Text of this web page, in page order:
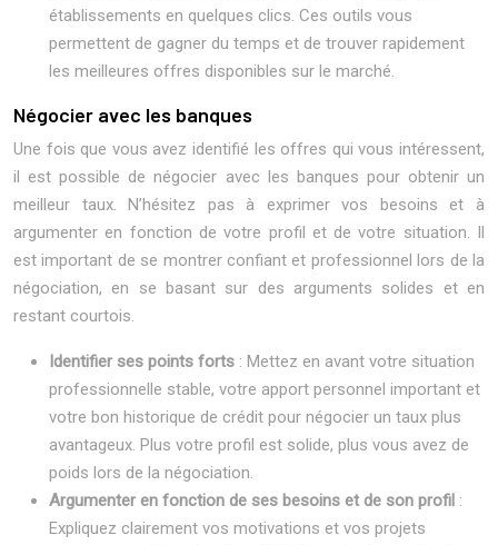
établissements en quelques clics. Ces outils vous
permettent de gagner du temps et de trouver rapidement
les meilleures offres disponibles sur le marché.
Négocier avec les banques
Une fois que vous avez identifié les offres qui vous intéressent,
il est possible de négocier avec les banques pour obtenir un
meilleur taux. N’hésitez pas à exprimer vos besoins et à
argumenter en fonction de votre profil et de votre situation. Il
est important de se montrer confiant et professionnel lors de la
négociation, en se basant sur des arguments solides et en
restant courtois.
Identifier ses points forts : Mettez en avant votre situation
professionnelle stable, votre apport personnel important et
votre bon historique de crédit pour négocier un taux plus
avantageux. Plus votre profil est solide, plus vous avez de
poids lors de la négociation.
Argumenter en fonction de ses besoins et de son profil :
Expliquez clairement vos motivations et vos projets